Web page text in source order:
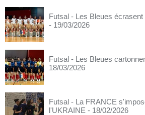
Futsal - Les Bleues
- 19/03/2026
Futsal - Les Bleues
18/03/2026
Futsal - La FRANCE
l'UKRAINE - 18/02/2026